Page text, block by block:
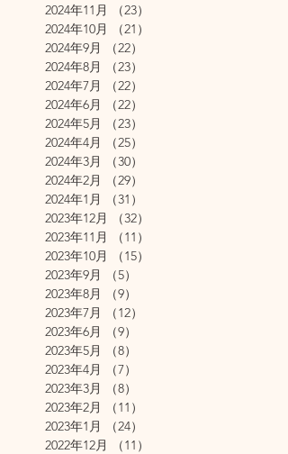
2024年11月
（23）
2024年10月
（21）
2024年9月
（22）
2024年8月
（23）
2024年7月
（22）
2024年6月
（22）
2024年5月
（23）
2024年4月
（25）
2024年3月
（30）
2024年2月
（29）
2024年1月
（31）
2023年12月
（32）
2023年11月
（11）
2023年10月
（15）
2023年9月
（5）
2023年8月
（9）
2023年7月
（12）
2023年6月
（9）
2023年5月
（8）
2023年4月
（7）
2023年3月
（8）
2023年2月
（11）
2023年1月
（24）
2022年12月
（11）